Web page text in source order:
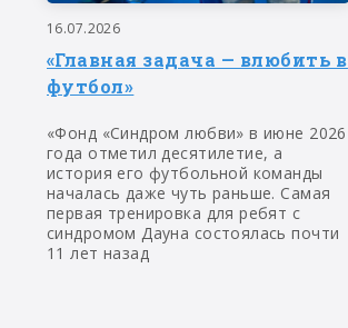
16.07.2026
«Главная задача — влюбить в
футбол»
«Фонд «Синдром любви» в июне 2026
года отметил десятилетие, а
история его футбольной команды
началась даже чуть раньше. Самая
первая тренировка для ребят с
синдромом Дауна состоялась почти
11 лет назад